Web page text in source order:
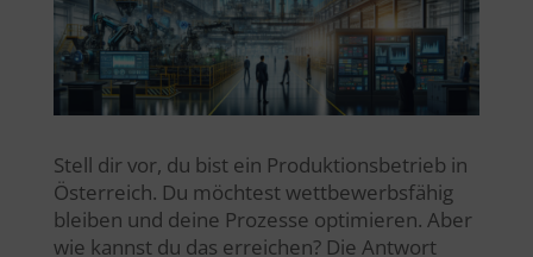
Stell dir vor, du bist ein Produktionsbetrieb in
Österreich. Du möchtest wettbewerbsfähig
bleiben und deine Prozesse optimieren. Aber
wie kannst du das erreichen? Die Antwort